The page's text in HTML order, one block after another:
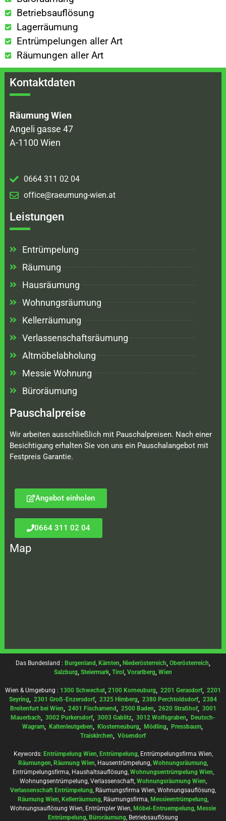
Betriebsauflösung
Lagerräumung
Entrümpelungen aller Art
Räumungen aller Art
Kontaktdaten
Räumung Wien
Angeli gasse 47
A-1100 Wien
0664 311 02 04
office@raeumung-wien.at
Leistungen
Entrümpelung
Räumung
Hausräumung
Wohnungsräumung
Kellerräumung
Verlassenschaftsräumung
Altmöbelabholung
Messie Wohnung
Büroräumung
Pauschalpreise
Wir arbeiten ausschließlich mit Pauschalpreisen. Nach einer
Besichtigung erhalten Sie von uns ein Pauschalangebot mit
Festpreis Garantie.
Angebot einholen
0664 311 02 04
Map
Das Bundesland : Burgenland, Kärnten, Niederösterreich, Oberösterreich,
Salzburg, Steiermark, Tirol , Vorarlberg, Wien
Wien & Umgebung : 1300 Schwechat, 2100 Korneuburg, 2201 Gerasdorf, 2201
Seyring, 2301 Groß-Enzersdorf, 2325 Himberg, 2380 Perchtoldsdorf, 2384
Breitenfurt bei Wien, 2401 Fischamend, 2500 Baden, 2620 Straßhof, 3001
Mauerbach, 3002 Purkersdorf, 3003 Gablitz, 3012 Wolfsgraben, Deutsch-
Wagram, Kaltenleutgeben, Klosterneuburg, Mödling, Pressbaum,
Traiskirchen, Vösendorf
Keywords: Entrümpelung Wien, Entrümpelung, Entrümpelungsfirma Wien,
Räumungen, Räumung Wien, Hausentrümpelung, Wohnungsräumung,
Entrümpelungsfirma, Haushaltsauflösung, Wohnungsentrümpelung Wien,
Wohnungsentrümpelung, Verlassenschaft, Wohnungsräumung Wien,
Verlassenschaft Entrümpelung, Räumungsfirma Wien, Wohnungsauflösung,
Räumung Wien, Kellerräumung, Räumungsfirma, Messieentrümpelung,
Wohnungsauflösung Wien, Entrümpler Wien, Möbel-Entruempelung, Messie
Entrümpelung, Büroräumung, Betriebsauflösung